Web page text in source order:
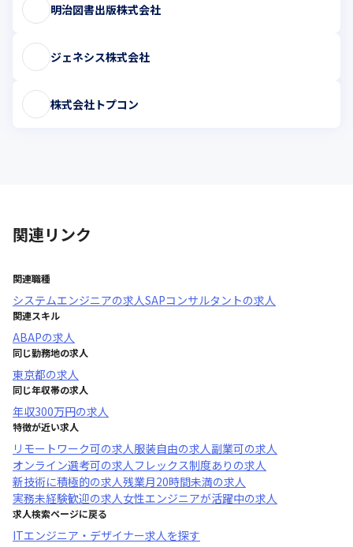
明治図書出版株式会社
ジェネシス株式会社
株式会社トプコン
関連リンク
関連職種
システムエンジニアの求人SAPコンサルタントの求人
関連スキル
ABAPの求人
同じ勤務地の求人
東京都の求人
同じ年収帯の求人
年収300万円の求人
特徴が近い求人
リモートワーク可の求人服装自由の求人副業可の求人
オンライン選考可の求人フレックス制度あり の求人
新技術に積極的の求人残業月20時間未満の求人
実務未経験歓迎の求人女性エンジニアが活躍中の求人
求人検索ページに戻る
ITエンジニア・デザイナー求人を探す